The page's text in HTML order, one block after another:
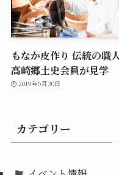
もなか皮作り 伝統の職
高崎郷土史会員が見学
2019年5月30日
カテゴリー